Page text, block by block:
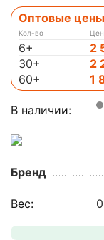
Оптовые
Кол-во
6+
30+
60+
2
2
1
В наличии:
Бренд
Вес: